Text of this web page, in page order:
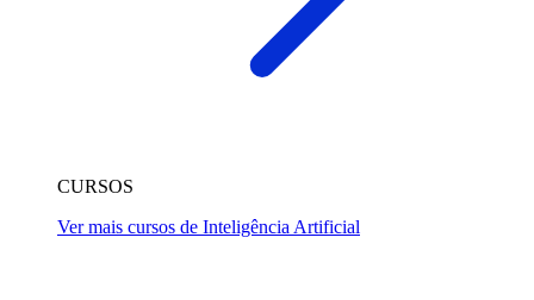
CURSOS
Ver mais cursos de Inteligência Artificial